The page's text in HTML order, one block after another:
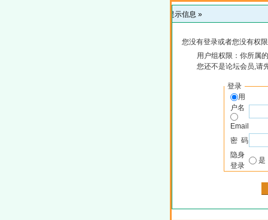
提示信息 »
您没有登录或者您没有权
用户组权限：你所属
您还不是论坛会员,请
登录
用
户名
Email
密 码
隐身
登录